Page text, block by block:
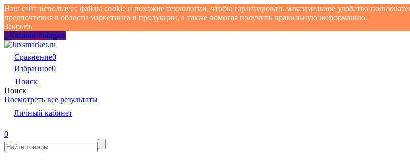
Наш сайт использует файлы cookie и похожие технологии, чтобы гарантировать максимальное удобство
предпочтения в области маркетинга и продукции, а также помогая получить правильную информацию.
Закрыть
Каталог товаров
Сравнение0
Избранное0
Поиск
Поиск
Посмотреть все результаты
Личный кабинет
0